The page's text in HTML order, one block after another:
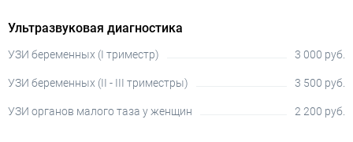
Ультразвуковая диагностика
УЗИ беременных (I триместр) 3 000 руб.
УЗИ беременных (II - III триместры) 3 500 руб.
УЗИ органов малого таза у женщин 2 200 руб.